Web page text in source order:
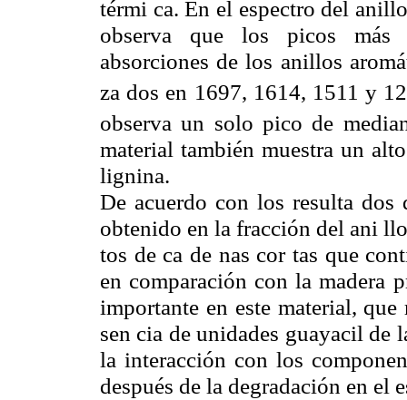
térmi ca. En el espectro del
observa que los picos más
absorciones de los anillos
za dos en 1697, 1614, 1511 y
observa un solo pico de
material también muestra un
lignina.
De acuerdo con los resulta
obtenido en la fracción del ani
tos de ca de nas cor tas que
en comparación con la madera
importante en este material,
sen cia de unidades guayacil
la interacción con los
después de la degradación en el